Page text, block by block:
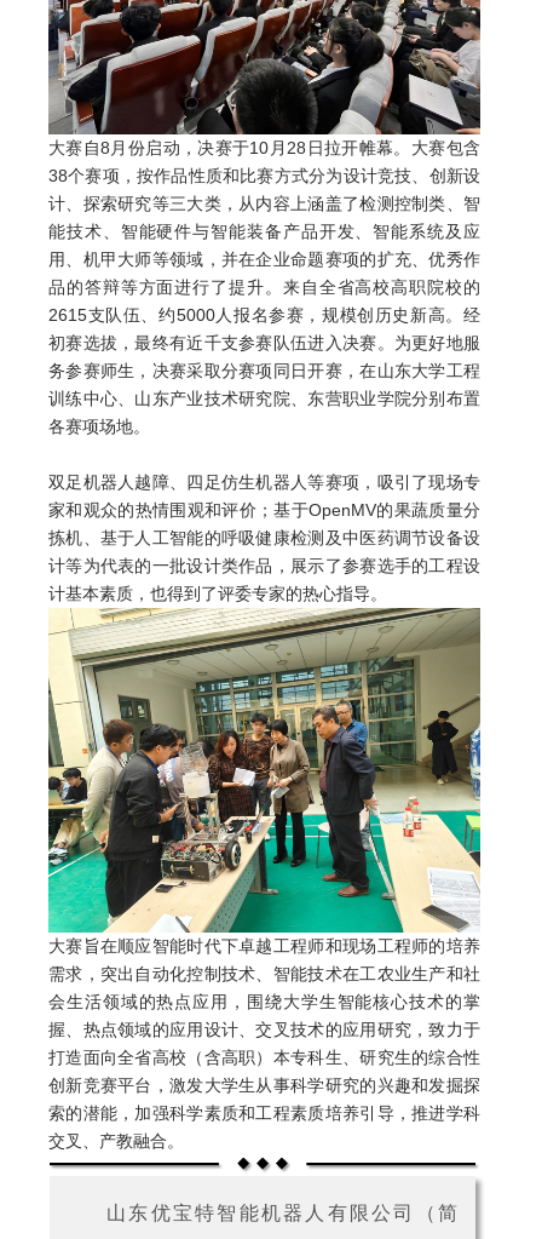
大赛自8月份启动，决赛于10月28日拉开帷幕。大赛包含
38个赛项，按作品性质和比赛方式分为设计竞技、创新设
计、探索研究等三大类，从内容上涵盖了检测控制类、智
能技术、智能硬件与智能装备产品开发、智能系统及应
用、机甲大师等领域，并在企业命题赛项的扩充、优秀作
品的答辩等方面进行了提升。来自全省高校高职院校的
2615支队伍、约5000人报名参赛，规模创历史新高。经
初赛选拔，最终有近千支参赛队伍进入决赛。为更好地服
务参赛师生，决赛采取分赛项同日开赛，在山东大学工程
训练中心、山东产业技术研究院、东营职业学院分别布置
各赛项场地。
双足机器人越障、四足仿生机器人等赛项，吸引了现场专
家和观众的热情围观和评价；基于OpenMV的果蔬质量分
拣机、基于人工智能的呼吸健康检测及中医药调节设备设
计等为代表的一批设计类作品，展示了参赛选手的工程设
计基本素质，也得到了评委专家的热心指导。
大赛旨在顺应智能时代下卓越工程师和现场工程师的培养
需求，突出自动化控制技术、智能技术在工农业生产和社
会生活领域的热点应用，围绕大学生智能核心技术的掌
握、热点领域的应用设计、交叉技术的应用研究，致力于
打造面向全省高校（含高职）本专科生、研究生的综合性
创新竞赛平台，激发大学生从事科学研究的兴趣和发掘探
索的潜能，加强科学素质和工程素质培养引导，推进学科
交叉、产教融合。
山东优宝特智能机器人有限公司（简